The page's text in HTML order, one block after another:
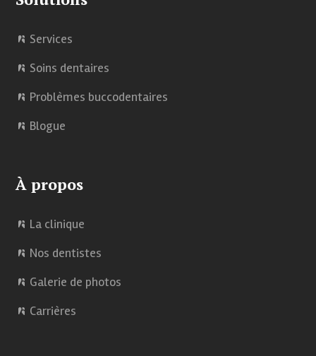
Services
Soins dentaires
Problèmes buccodentaires
Blogue
À propos
La clinique
Nos dentistes
Galerie de photos
Carrières